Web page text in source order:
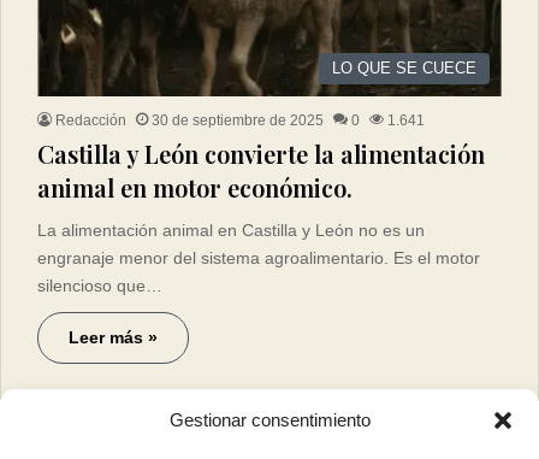
Gestionar consentimiento
LO QUE SE CUECE
Redacción 30 de septiembre de 2025 0 1.641
Castilla y León convierte la alimentación
animal en motor económico.
La alimentación animal en Castilla y León no es un
engranaje menor del sistema agroalimentario. Es el motor
silencioso que…
Leer más »